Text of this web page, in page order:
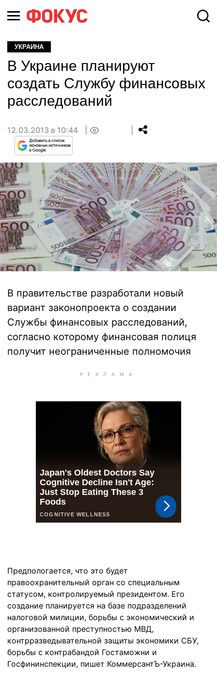
УКРАИНА
В Украине планируют
создать Службу финансовых
расследований
12.03.2013 в 10:44
В правительстве разработали новый
вариант законопроекта о создании
Службы финансовых расследований,
согласно которому финансовая полиця
получит неограниченные полномочия
Предпологается, что это будет
правоохранительный орган со специальным
статусом, контролируемый президентом. Его
создание планируется на базе подразделений
налоговой милиции, борьбы с экономический и
организованной преступностью МВД,
контрразведывательной защиты экономики СБУ,
борьбы с контрабандой Гостаможни и
Госфининспекции, пишет КоммерсантЪ-Украина.